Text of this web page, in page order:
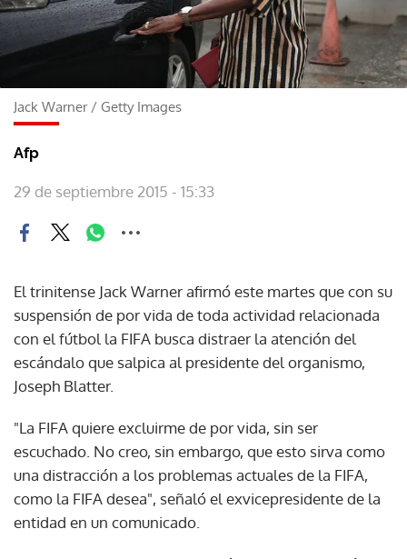
Jack Warner/ Getty Images
Afp
29 de septiembre 2015 - 15:33
El trinitense Jack Warner afirmó este martes que con su
suspensión de por vida de toda actividad relacionada
con el fútbol la FIFA busca distraer la atención del
escándalo que salpica al presidente del organismo,
Joseph Blatter.
"La FIFA quiere excluirme de por vida, sin ser
escuchado. No creo, sin embargo, que esto sirva como
una distracción a los problemas actuales de la FIFA,
como la FIFA desea", señaló el exvicepresidente de la
entidad en un comunicado.